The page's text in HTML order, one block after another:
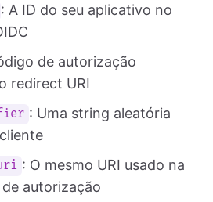
: A ID do seu aplicativo no
de autorização
redirect URI
: Uma string aleatória
: O mesmo URI usado na
autorização